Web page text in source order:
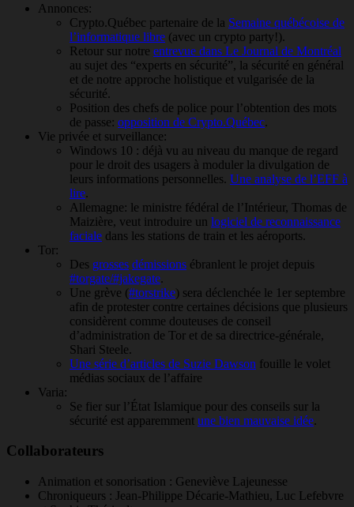
Annonces:
Crypto.Québec partenaire de la Semaine québécoise de
l’informatique libre (avec un crypto party!).
Retour sur notre entrevue dans Le Journal de Montréal
au sujet des “experts en sécurité”, la sécurité en général
et de notre approche holistique et vulgarisée de la
sécurité.
Position des chefs de police pour l’obtention des mots
de passe: opposition de Crypto.Québec.
Vie privée et surveillance:
Windows 10 : déjà vu au niveau du manque de regard
pour le droit des usagers à moduler la divulgation de
leurs informations personnelles. Une analyse de l’EFF à
lire.
Allemagne: le ministre fédéral de l’Intérieur, Thomas de
Maizière, veut introduire un logiciel de reconnaissance
faciale dans les stations de train et les aéroports.
Tor:
Des grosses démissions ébranlent le projet depuis
#torgate/#jakegate.
Une grève (#torstrike) sera déclenchée le 1er septembre
afin de protester contre certaines décisions que plusieurs
considèrent comme douteuses de conseil
d’administration de Tor et de sa directrice-générale,
Shari Steele.
Une série d’articles de Suzie Dawson fouille le volet
médias sociaux de l’affaire
Varia:
Se fier sur l’État Islamique pour des conseils sur la
sécurité est apparemment une bien mauvaise idée.
Collaborateurs
Animation et sonorisation : Geneviève Lajeunesse
Chroniqueurs : Jean-Philippe Décarie-Mathieu, Luc Lefebvre